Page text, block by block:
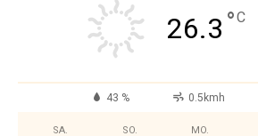
26.3 °C
43 % 0.5kmh
SA. SO. MO.